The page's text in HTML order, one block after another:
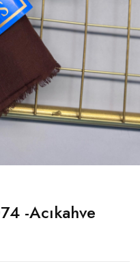
-Acıkahve